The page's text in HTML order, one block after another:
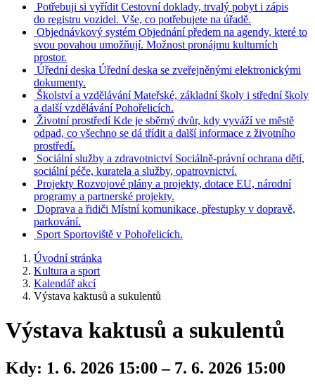
Potřebuji si vyřídit Cestovní doklady, trvalý pobyt i zápis
do registru vozidel. Vše, co potřebujete na úřadě.
Objednávkový systém Objednání předem na agendy, které to
svou povahou umožňují. Možnost pronájmu kulturních
prostor.
Úřední deska Úřední deska se zveřejněnými elektronickými
dokumenty.
Školství a vzdělávání Mateřské, základní školy i střední školy
a další vzdělávání Pohořelicích.
Životní prostředí Kde je sběrný dvůr, kdy vyváží ve městě
odpad, co všechno se dá třídit a další informace z životního
prostředí.
Sociální služby a zdravotnictví Sociálně-právní ochrana dětí,
sociální péče, kuratela a služby, opatrovnictví.
Projekty Rozvojové plány a projekty, dotace EU, národní
programy a partnerské projekty.
Doprava a řidiči Místní komunikace, přestupky v dopravě,
parkování.
Sport Sportoviště v Pohořelicích.
Úvodní stránka
Kultura a sport
Kalendář akcí
Výstava kaktusů a sukulentů
Výstava kaktusů a sukulentů
Kdy: 1. 6. 2026 15:00 – 7. 6. 2026 15:00